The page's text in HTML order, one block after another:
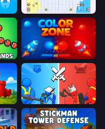
Random Wars
Idle Army: Battle for the Lands Color Zone
State Wars: Conquer Them All